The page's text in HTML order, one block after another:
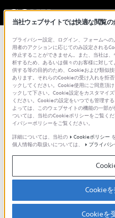
申し訳ござい
お探しのペー
せんでした。
該当のURLが移動または削除され
が次の方法でもう一度ページを
当社ウェブサイトでは快適な閲覧
プライバシー設定、ログイン、フォームへ
用者のアクションに応じてのみ設定される
停止することができません。また、当社は
析するため、あるいは個々のお客様に対し
供する等の目的のため、Cookieおよび類似
あります。それらのCookieの受け入れを拒
ックしてください。Cookie使用にご同意頂
ックして下さい。Cookie設定をカスタマイ
ください。Cookieの設定をいつでも管理す
よっては、このウェブサイトの機能の一部
ついては、当社のCookieポリシーをご覧く
イバシーポリシーをご覧ください。
詳細については、当社の
Cookieポリシー
個人情報の取扱いについては、
プライバ
Cookie
Cookieを